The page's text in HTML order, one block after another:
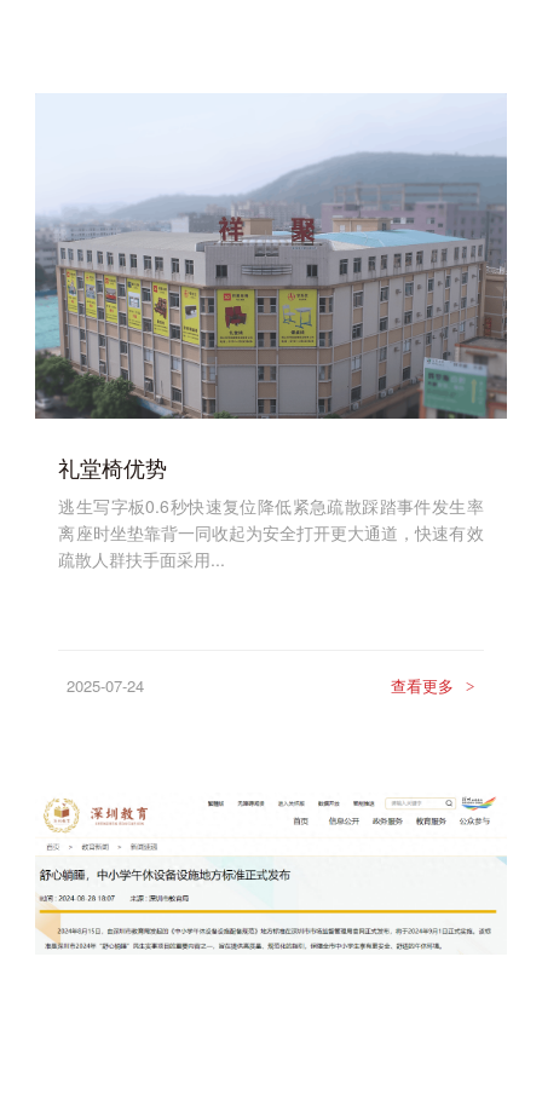
礼堂椅优势
逃生写字板0.6秒快速复位降低紧急疏散踩踏事件发生率
离座时坐垫靠背一同收起为安全打开更大通道，快速有效
疏散人群扶手面采用...
2025-07-24 查看更多 >